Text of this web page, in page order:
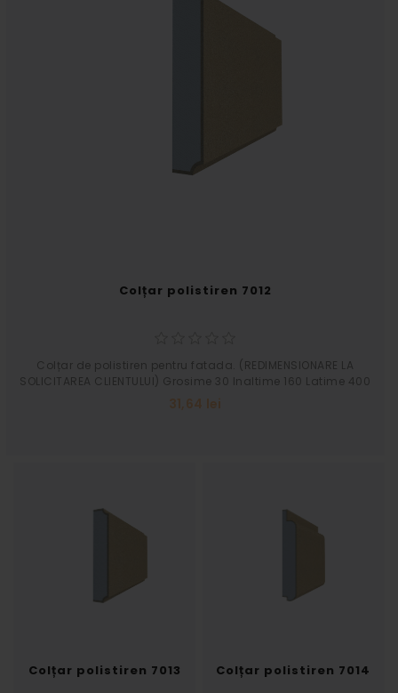
Colțar polistiren 7012
Colțar de polistiren pentru fatada. (REDIMENSIONARE LA
SOLICITAREA CLIENTULUI) Grosime 30 Inaltime 160 Latime 400
31,64 lei
Colțar polistiren 7013 Colțar polistiren 7014